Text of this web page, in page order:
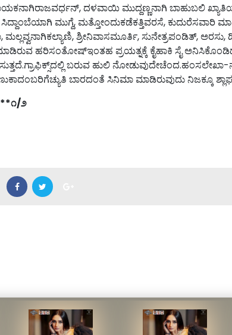
ದಳವಾಯಿ ಮುದ್ದಣ್ಣನಾಗಿ ಬಾಹುಬಲಿ ಖ್ಯಾತಿಯ
ಮುಗ್ದೆ, ಮತ್ತೋಂದುಕಡೆಕತ್ತಿವರಸೆ, ಕುದುರೆಸವಾರಿ
ಮಲ್ಲವ್ವನಾಗಿಕಲ್ಯಾಣಿ, ಶ್ರೀನಿವಾಸಮೂರ್ತಿ, ಸುನೇತ್ರಪಂಡಿತ್,
ಹರಿಸಂತೋಷ್‌ಇಂತಹ ಪ್ರಯತ್ನಕ್ಕೆ ಕೈಹಾಕಿ ಸೈ
ಬರುವ ಹುಲಿ
ಬಾರದಂತೆ ಸಿನಿಮಾ ಮಾಡಿರುವುದು ನಿಜಕ್ಕೂ
೧/೨